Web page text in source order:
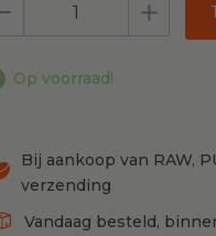
−
Verminder
het
1
+
Op voorraad!
Bij aankoop van RAW,
verzending
Vandaag besteld,